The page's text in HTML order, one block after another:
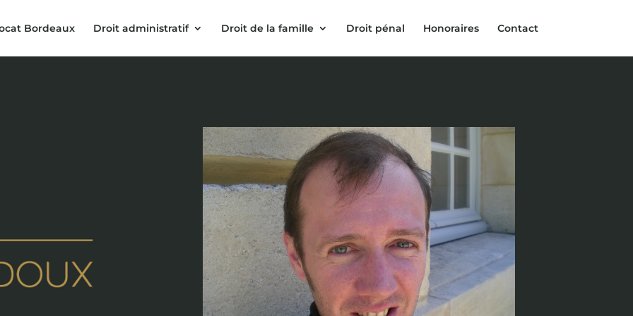
Bordeaux Droit administratif Droit de la famille Droit pénal Honoraires Contact